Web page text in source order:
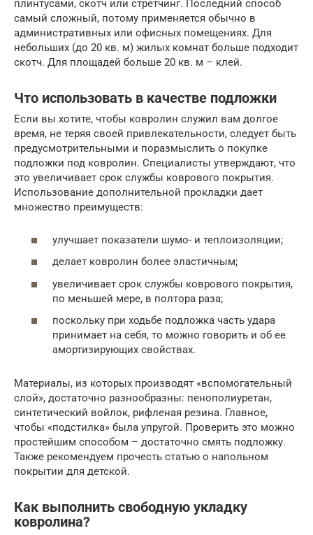
плинтусами, скотч или стретчинг. Последний способ
самый сложный, потому применяется обычно в
административных или офисных помещениях. Для
небольших (до 20 кв. м) жилых комнат больше подходит
скотч. Для площадей больше 20 кв. м – клей.
Что использовать в качестве подложки
Если вы хотите, чтобы ковролин служил вам долгое
время, не теряя своей привлекательности, следует быть
предусмотрительными и поразмыслить о покупке
подложки под ковролин. Специалисты утверждают, что
это увеличивает срок службы коврового покрытия.
Использование дополнительной прокладки дает
множество преимуществ:
улучшает показатели шумо- и теплоизоляции;
делает ковролин более эластичным;
увеличивает срок службы коврового покрытия,
по меньшей мере, в полтора раза;
поскольку при ходьбе подложка часть удара
принимает на себя, то можно говорить и об ее
амортизирующих свойствах.
Материалы, из которых производят «вспомогательный
слой», достаточно разнообразны: пенополиуретан,
синтетический войлок, рифленая резина. Главное,
чтобы «подстилка» была упругой. Проверить это можно
простейшим способом – достаточно смять подложку.
Также рекомендуем прочесть статью о напольном
покрытии для детской.
Как выполнить свободную укладку
ковролина?